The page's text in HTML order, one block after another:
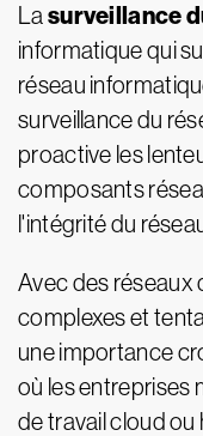
La surveillance
informatique qui
réseau
surveillance du
proactive les
composants
l'intégrité du
Avec des réseaux
complexes et
une importance
où les entreprises
de travail cloud ou